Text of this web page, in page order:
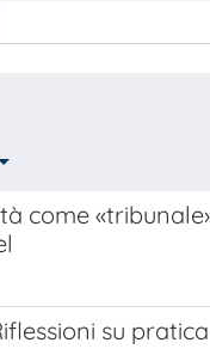
come
su